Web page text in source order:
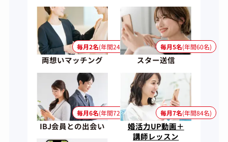
毎月2名(年間24名) 毎月5名(年間60名)
両想いマッチング
毎月6名(年間72名)
スター送信
毎月7名(年間84名)
IBJ会員との出会い
婚活力UP動画＋
講師レッスン